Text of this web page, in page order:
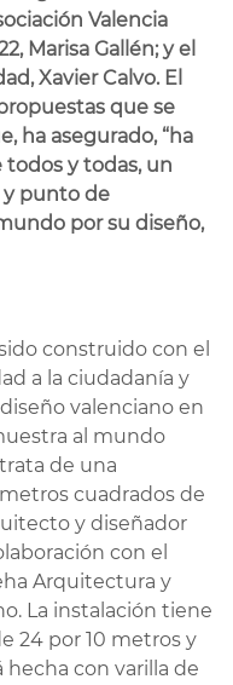
Valencia
Marisa Gallén; y el
Xavier Calvo. El
que se
ha asegurado, “ha
y todas, un
y punto de
por su diseño,
construido con el
a la ciudadanía y
valenciano en
al mundo
de una
cuadrados de
y diseñador
con el
Arquitectura y
La instalación tiene
24 por 10 metros y
hecha con varilla de